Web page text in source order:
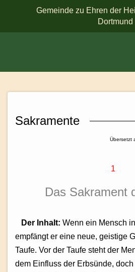
Gemeinde zu Ehren der
Dortmund
Sakramente
Übersetzt
1
Das Sakrament
Der Inhalt: Wenn ein Mensch
empfängt er eine neue, geistige
Taufe. Vor der Taufe steht der
dem Einfluss der Erbsünde,